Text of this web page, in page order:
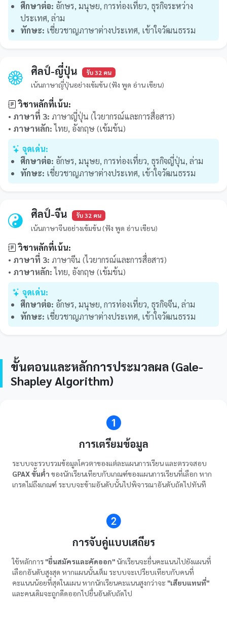
ศึกษาต่อ: อักษร, มนุษย, การท่องเที่ยว, ธุรกิจระหว่าง
ประเทศ, ล่าม
ทักษะ: เชี่ยวชาญภาษาต่างประเทศ, เข้าใจวัฒนธรรม
ศิลป์-ญี่ปุ่น รับ 32 คน
เน้นภาษาญี่ปุ่นอย่างเข้มข้น (ฟัง พูด อ่าน เขียน)
วิชาหลักที่เน้น:
• ภาษาที่ 3: ภาษาญี่ปุ่น (ไวยากรณ์และการสื่อสาร)
• ภาษาหลัก:ไทย, อังกฤษ (เข้มข้น)
จุดเด่น:
ศึกษาต่อ: อักษร, มนุษย, การท่องเที่ยว, ธุรกิจญี่ปุ่น, ล่าม
ทักษะ: เชี่ยวชาญภาษาต่างประเทศ, เข้าใจวัฒนธรรม
ศิลป์-จีน รับ 32 คน
เน้นภาษาจีนอย่างเข้มข้น (ฟัง พูด อ่าน เขียน)
วิชาหลักที่เน้น:
• ภาษาที่ 3: ภาษาจีน (ไวยากรณ์และการสื่อสาร)
• ภาษาหลัก:ไทย, อังกฤษ (เข้มข้น)
จุดเด่น:
ศึกษาต่อ: อักษร, มนุษย, การท่องเที่ยว, ธุรกิจจีน, ล่าม
ทักษะ: เชี่ยวชาญภาษาต่างประเทศ, เข้าใจวัฒนธรรม
ขั้นตอนและหลักการประมวลผล (Gale-
Shapley Algorithm)
การเตรียมข้อมูล
ระบบจะรวบรวมข้อมูลโควตาของแต่ละแผนการเรียน และตรวจสอบ
GPAX ขั้นต่ำ ของนักเรียนเทียบกับเกณฑ์ของแผนการเรียนที่เลือก หาก
เกรดไม่ถึงเกณฑ์ ระบบจะข้ามอันดับนั้นไปพิจารณาอันดับถัดไปทันที
การจับคู่แบบเสถียร
ใช้หลักการ "ยื่นสมัครและคัดออก" นักเรียนจะยื่นคะแนนไปยังแผนที่
เลือกอันดับสูงสุด หากแผนนั้นเต็ม ระบบจะเปรียบเทียบกับคนที่
คะแนนน้อยที่สุดในแผน หากนักเรียนคะแนนสูงกว่าจะ "เสียบแทนที่"
และคนเดิมจะถูกดีดออกไปยื่นอันดับถัดไป